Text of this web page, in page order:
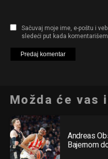
Sačuvaj moje ime, e-poštu i
sledeći put kada
Možda će vas
Andreas
Bajernom